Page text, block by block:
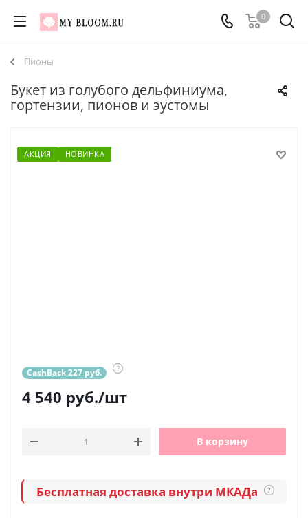
0
Пионы
Букет из голубого дельфиниума,
гортензии, пионов и эустомы
АКЦИЯ НОВИНКА
CashBack 227 руб. ?
4 540 руб./шт
В корзину
Бесплатная доставка внутри МКАДа ?